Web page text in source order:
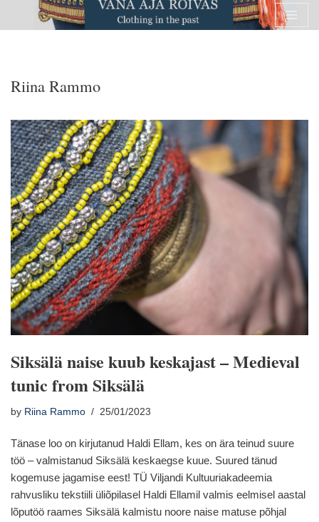
Riina Rammo
Siksälä naise kuub keskajast – Medieval
tunic from Siksälä
by Riina Rammo 25/01/2023
Tänase loo on kirjutanud Haldi Ellam, kes on ära teinud suure
töö – valmistanud Siksälä keskaegse kuue. Suured tänud
kogemuse jagamise eest! TÜ Viljandi Kultuuriakadeemia
rahvusliku tekstiili üliõpilasel Haldi Ellamil valmis eelmisel aastal
lõputöö raames Siksälä kalmistu noore naise matuse põhjal